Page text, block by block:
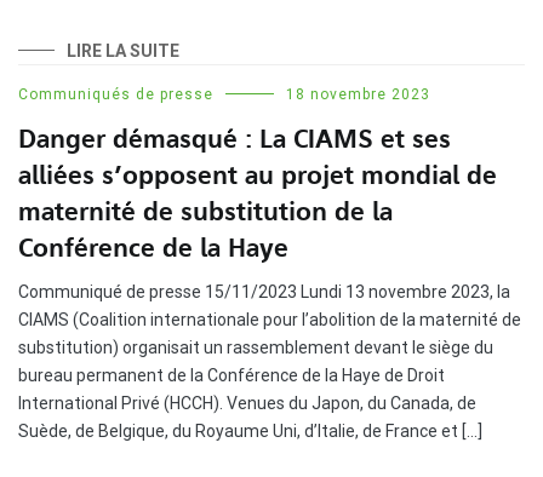
LIRE LA SUITE
Communiqués de presse 18 novembre 2023
Danger démasqué : La CIAMS et ses
alliées s’opposent au projet mondial de
maternité de substitution de la
Conférence de la Haye
Communiqué de presse 15/11/2023 Lundi 13 novembre 2023, la
CIAMS (Coalition internationale pour l’abolition de la maternité de
substitution) organisait un rassemblement devant le siège du
bureau permanent de la Conférence de la Haye de Droit
International Privé (HCCH). Venues du Japon, du Canada, de
Suède, de Belgique, du Royaume Uni, d’Italie, de France et […]